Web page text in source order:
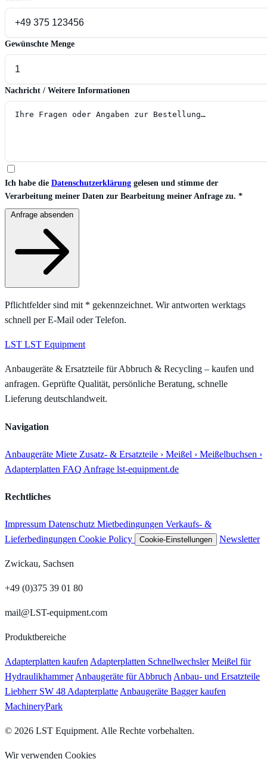
Gewünschte Menge
Nachricht / Weitere Informationen
Ich habe die Datenschutzerklärung gelesen und stimme der
Verarbeitung meiner Daten zur Bearbeitung meiner Anfrage zu. *
Pflichtfelder sind mit * gekennzeichnet. Wir antworten werktags
schnell per E-Mail oder Telefon.
LST LST Equipment
Anbaugeräte & Ersatzteile für Abbruch & Recycling – kaufen und
anfragen. Geprüfte Qualität, persönliche Beratung, schnelle
Lieferung deutschlandweit.
Navigation
Anbaugeräte Miete Zusatz- & Ersatzteile › Meißel › Meißelbuchsen ›
Adapterplatten FAQ Anfrage lst-equipment.de
Rechtliches
Impressum Datenschutz Mietbedingungen Verkaufs- &
Lieferbedingungen Cookie Policy Cookie-Einstellungen Newsletter
Zwickau, Sachsen
+49 (0)375 39 01 80
mail@LST-equipment.com
Produktbereiche
Adapterplatten kaufenAdapterplatten Schnellwechsler Meißel für
HydraulikhammerAnbaugeräte für AbbruchAnbau- und Ersatzteile
Liebherr SW 48 AdapterplatteAnbaugeräte Bagger kaufen
MachineryPark
© 2026 LST Equipment. Alle Rechte vorbehalten.
Wir verwenden Cookies